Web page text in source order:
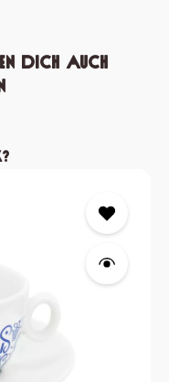
dich auch